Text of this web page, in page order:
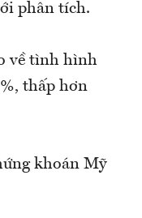
phân tích.
về tình hình
thấp hơn
khoán Mỹ